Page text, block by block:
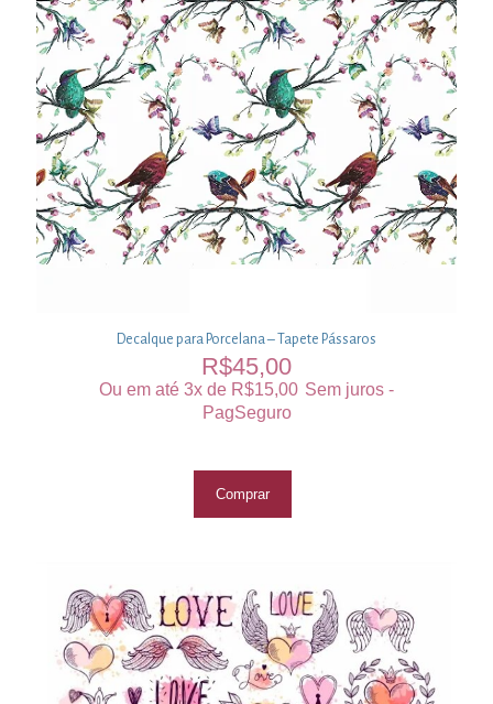
Decalque para Porcelana – Tapete Pássaros
R$45,00
Ou em até 3x de R$15,00 Sem juros -
PagSeguro
Comprar